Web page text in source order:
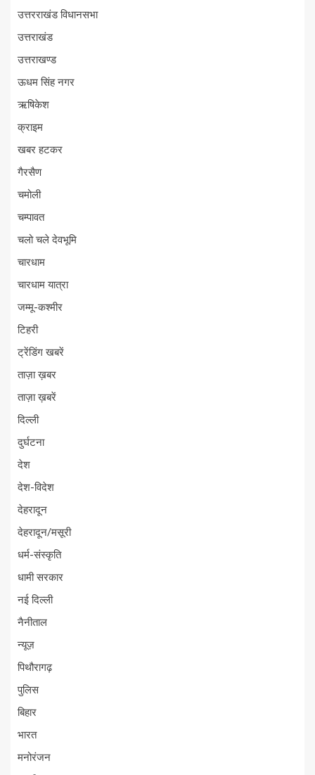
उत्तरराखंड विधानसभा
उत्तराखंड
उत्तराखण्ड
ऊधम सिंह नगर
ऋषिकेश
क्राइम
खबर हटकर
गैरसैण
चमोली
चम्पावत
चलो चले देवभूमि
चारधाम
चारधाम यात्रा
जम्मू-कश्मीर
टिहरी
ट्रेंडिंग खबरें
ताज़ा ख़बर
ताज़ा ख़बरें
दिल्ली
दुर्घटना
देश
देश-विदेश
देहरादून
देहरादून/मसूरी
धर्म-संस्कृति
धामी सरकार
नई दिल्ली
नैनीताल
न्यूज़
पिथौरागढ़
पुलिस
बिहार
भारत
मनोरंजन